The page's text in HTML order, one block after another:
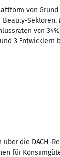
von
von
3
die DACH-
für